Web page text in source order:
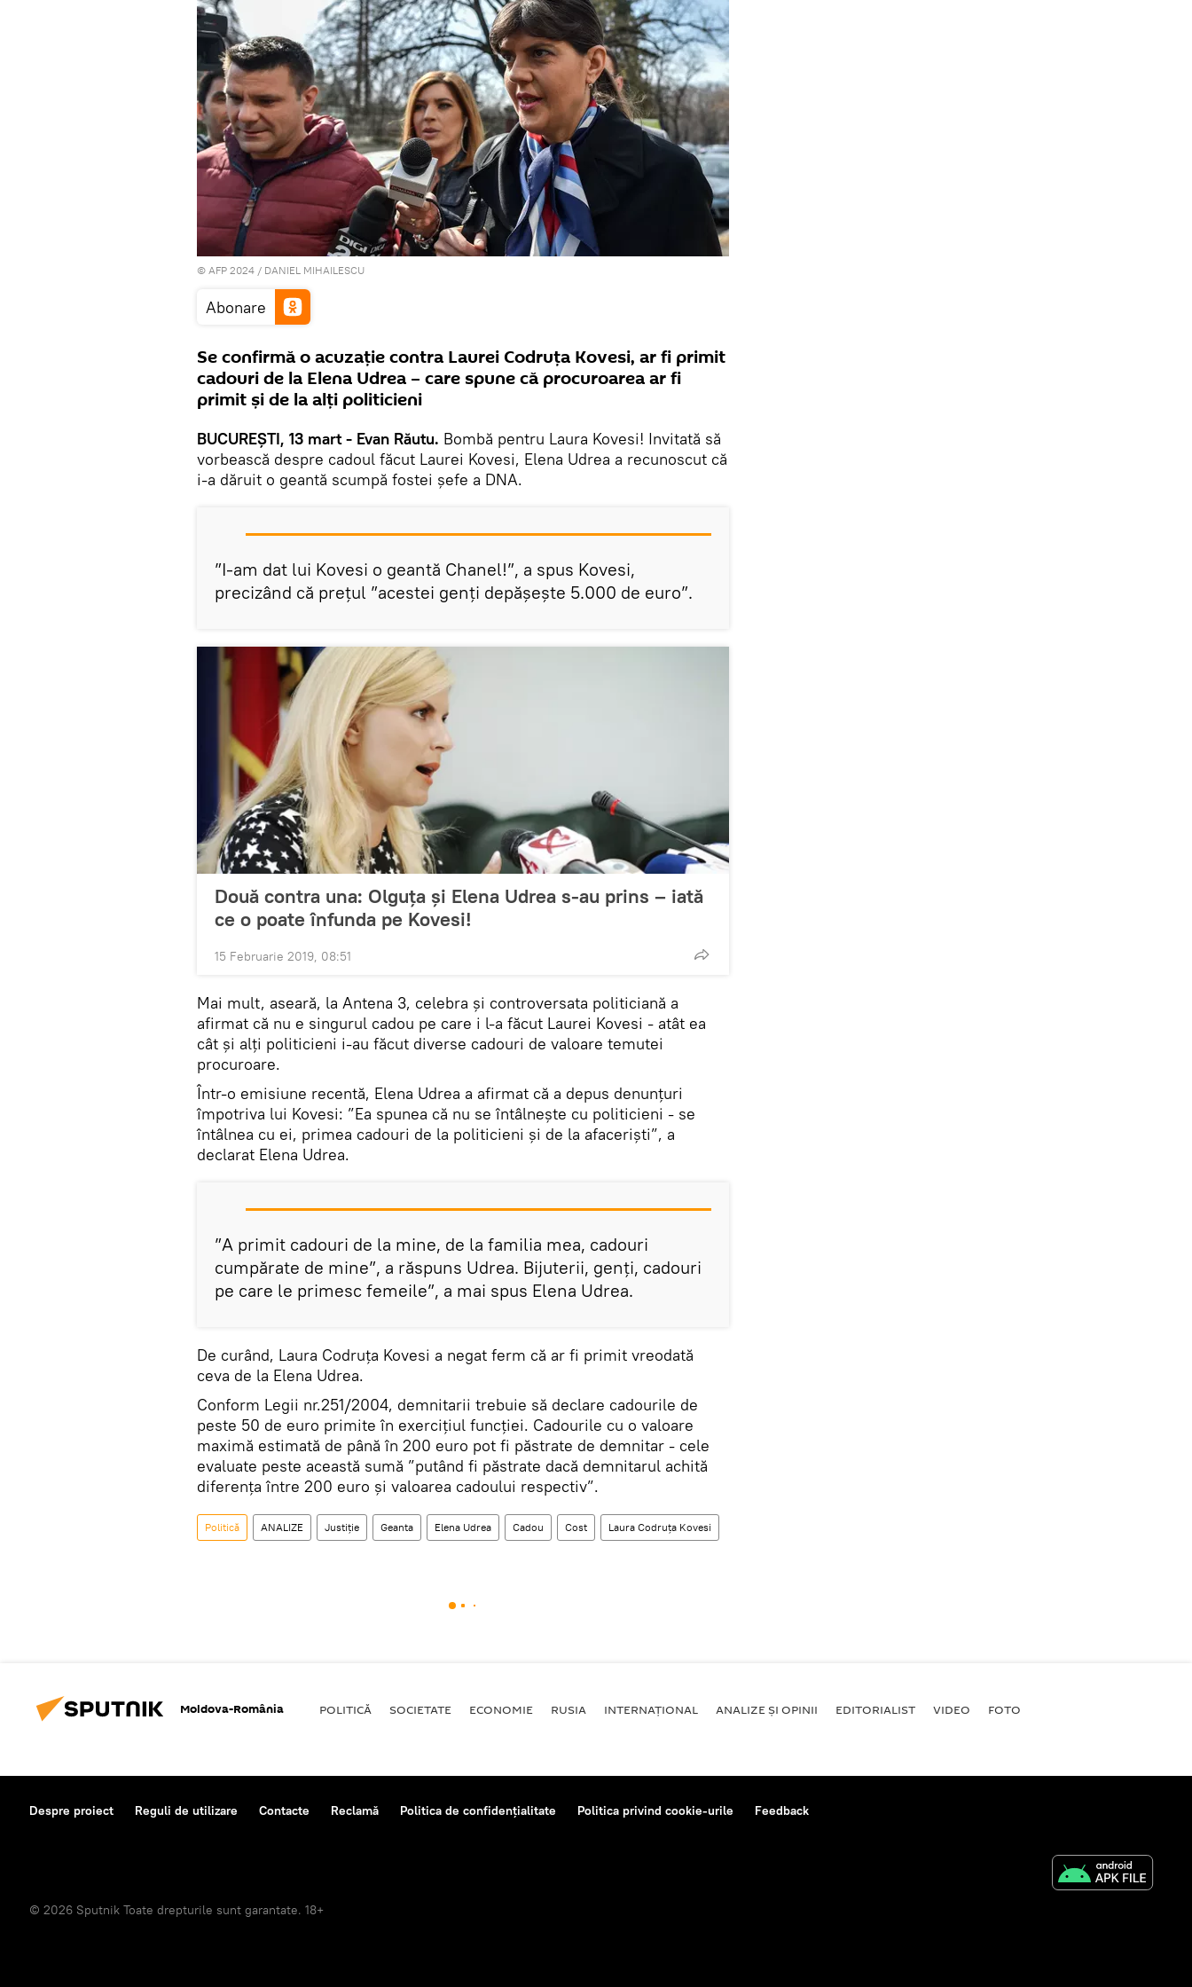
© AFP 2024 / DANIEL MIHAILESCU
Abonare
Se confirmă o acuzație contra Laurei Codruța Kovesi, ar fi primit
cadouri de la Elena Udrea – care spune că procuroarea ar fi
primit și de la alți politicieni
BUCUREȘTI, 13 mart - Evan Răutu. Bombă pentru Laura Kovesi! Invitată să
vorbească despre cadoul făcut Laurei Kovesi, Elena Udrea a recunoscut că
i-a dăruit o geantă scumpă fostei șefe a DNA.
”I-am dat lui Kovesi o geantă Chanel!”, a spus Kovesi,
precizând că prețul ”acestei genți depășește 5.000 de euro”.
Două contra una: Olguța și Elena Udrea s-au prins – iată
ce o poate înfunda pe Kovesi!
15 Februarie 2019, 08:51
Mai mult, aseară, la Antena 3, celebra și controversata politiciană a
afirmat că nu e singurul cadou pe care i l-a făcut Laurei Kovesi - atât ea
cât și alți politicieni i-au făcut diverse cadouri de valoare temutei
procuroare.
Într-o emisiune recentă, Elena Udrea a afirmat că a depus denunţuri
împotriva lui Kovesi: ”Ea spunea că nu se întâlneşte cu politicieni - se
întâlnea cu ei, primea cadouri de la politicieni şi de la afacerişti”, a
declarat Elena Udrea.
”A primit cadouri de la mine, de la familia mea, cadouri
cumpărate de mine”, a răspuns Udrea. Bijuterii, genţi, cadouri
pe care le primesc femeile”, a mai spus Elena Udrea.
De curând, Laura Codruța Kovesi a negat ferm că ar fi primit vreodată
ceva de la Elena Udrea.
Conform Legii nr.251/2004, demnitarii trebuie să declare cadourile de
peste 50 de euro primite în exerciţiul funcţiei. Cadourile cu o valoare
maximă estimată de până în 200 euro pot fi păstrate de demnitar - cele
evaluate peste această sumă ”putând fi păstrate dacă demnitarul achită
diferenţa între 200 euro şi valoarea cadoului respectiv”.
Politică ANALIZE Justiție Geanta Elena Udrea Cadou Cost Laura Codruța Kovesi
Moldova-România POLITICĂ SOCIETATE ECONOMIE RUSIA INTERNAŢIONAL ANALIZE ȘI OPINII EDITORIALIST VIDEO FOTO
Despre proiect Reguli de utilizare Contacte Reclamă Politica de confidențialitate Politica privind cookie-urile Feedback
© 2026 Sputnik Toate drepturile sunt garantate. 18+